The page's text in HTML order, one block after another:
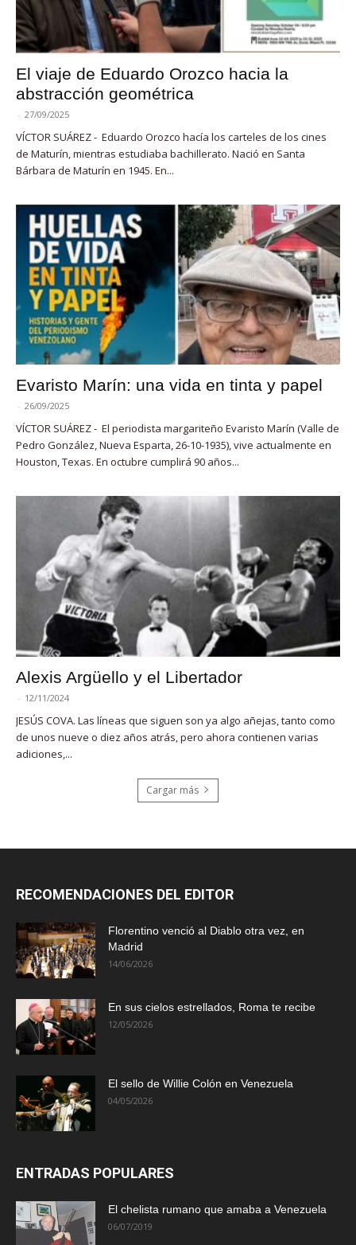
El viaje de Eduardo Orozco hacia la
abstracción geométrica
- 27/09/2025
VÍCTOR SUÁREZ - Eduardo Orozco hacía los carteles de los cines
de Maturín, mientras estudiaba bachillerato. Nació en Santa
Bárbara de Maturín en 1945. En...
Evaristo Marín: una vida en tinta y papel
- 26/09/2025
VÍCTOR SUÁREZ - El periodista margariteño Evaristo Marín (Valle de
Pedro González, Nueva Esparta, 26-10-1935), vive actualmente en
Houston, Texas. En octubre cumplirá 90 años...
Alexis Argüello y el Libertador
- 12/11/2024
JESÚS COVA. Las líneas que siguen son ya algo añejas, tanto como
de unos nueve o diez años atrás, pero ahora contienen varias
adiciones,...
Cargar más
RECOMENDACIONES DEL EDITOR
Florentino venció al Diablo otra vez, en
Madrid
14/06/2026
En sus cielos estrellados, Roma te recibe
12/05/2026
El sello de Willie Colón en Venezuela
04/05/2026
ENTRADAS POPULARES
El chelista rumano que amaba a Venezuela
06/07/2019